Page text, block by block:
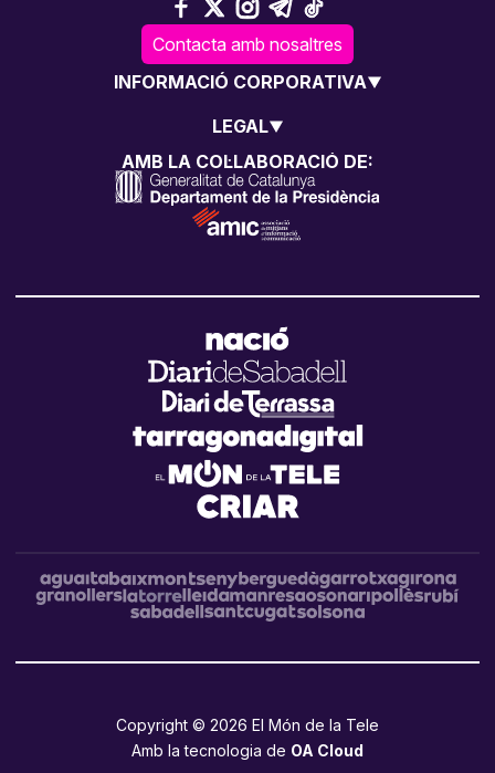
Contacta amb nosaltres
INFORMACIÓ CORPORATIVA
LEGAL
AMB LA COL·LABORACIÓ DE:
Copyright © 2026 El Món de la Tele
Amb la tecnologia de OA Cloud